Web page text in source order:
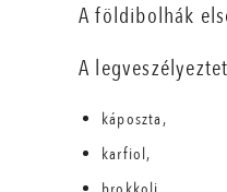
A földibolhák
A
káposzta,
karfiol,